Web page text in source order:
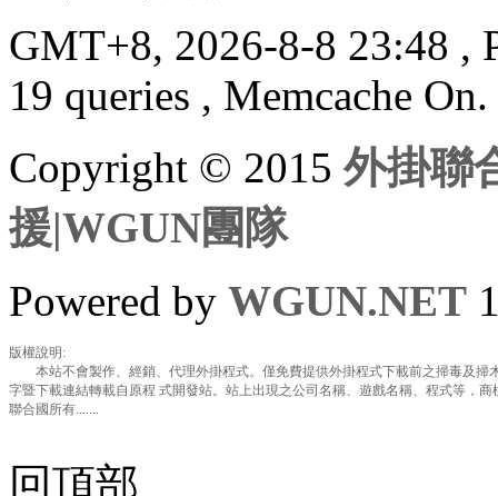
GMT+8, 2026-8-8 23:48 ,
19 queries , Memcache On.
Copyright © 2015外掛聯
援|WGUN團隊
Powered by WGUN.NET
版權說明:
本站不會製作、經銷、代理外掛程式。僅免費提供外掛程式下載前之掃毒及掃
字暨下載連結轉載自原程 式開發站。站上出現之公司名稱、遊戲名稱、程式等，
聯合國所有.......
回頂部